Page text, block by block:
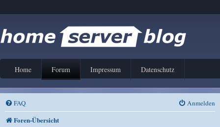
Home Forum Impressum Datenschutz
FAQ Anmelden
Foren-Übersicht